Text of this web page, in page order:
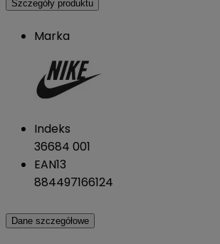
Szczegóły produktu
Marka
Indeks
36684 001
EAN13
884497166124
Dane szczegółowe